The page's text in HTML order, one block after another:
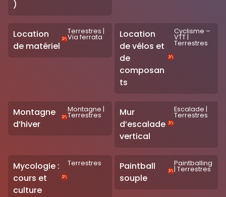
)
Location
de matériel
Terrestres |
Via ferrata
Location
de vélos et
de
composan
ts
Cyclisme –
VTT|
Terrestres
Montagne
d’hiver
Montagne |
Terrestres
Mur
d’escalade
vertical
Escalade |
Terrestres
Mycologie :
cours et
culture
Terrestres
Paintball
souple
Paintballing
| Terrestres